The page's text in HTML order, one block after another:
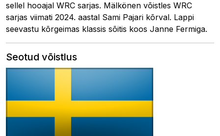
sellel hooajal WRC sarjas. Mälkönen võistles WRC
sarjas viimati 2024. aastal Sami Pajari kõrval. Lappi
seevastu kõrgeimas klassis sõitis koos Janne Fermiga.
Seotud võistlus